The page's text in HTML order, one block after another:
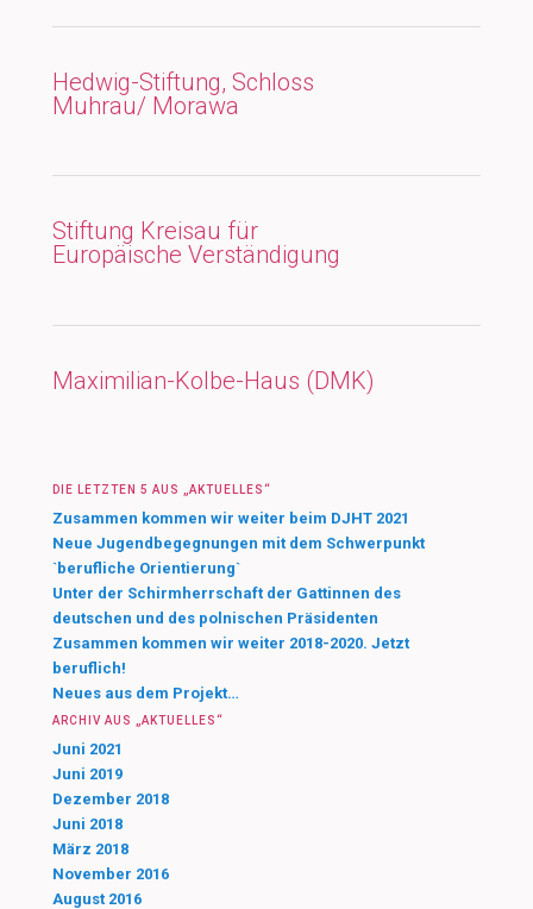
Hedwig-Stiftung, Schloss
Muhrau/ Morawa
Stiftung Kreisau für
Europäische Verständigung
Maximilian-Kolbe-Haus (DMK)
DIE LETZTEN 5 AUS „AKTUELLES“
Zusammen kommen wir weiter beim DJHT 2021
Neue Jugendbegegnungen mit dem Schwerpunkt
`berufliche Orientierung`
Unter der Schirmherrschaft der Gattinnen des
deutschen und des polnischen Präsidenten
Zusammen kommen wir weiter 2018-2020. Jetzt
beruflich!
Neues aus dem Projekt…
ARCHIV AUS „AKTUELLES“
Juni 2021
Juni 2019
Dezember 2018
Juni 2018
März 2018
November 2016
August 2016